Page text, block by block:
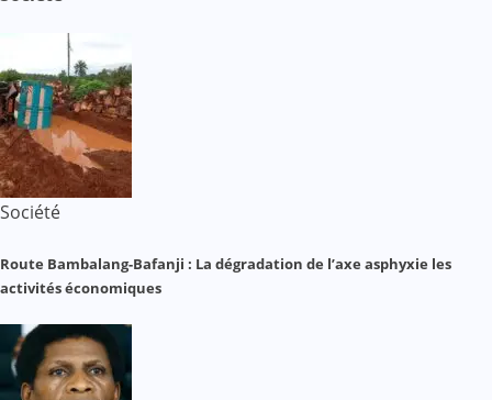
Société
Route Bambalang-Bafanji : La dégradation de l’axe asphyxie les
activités économiques